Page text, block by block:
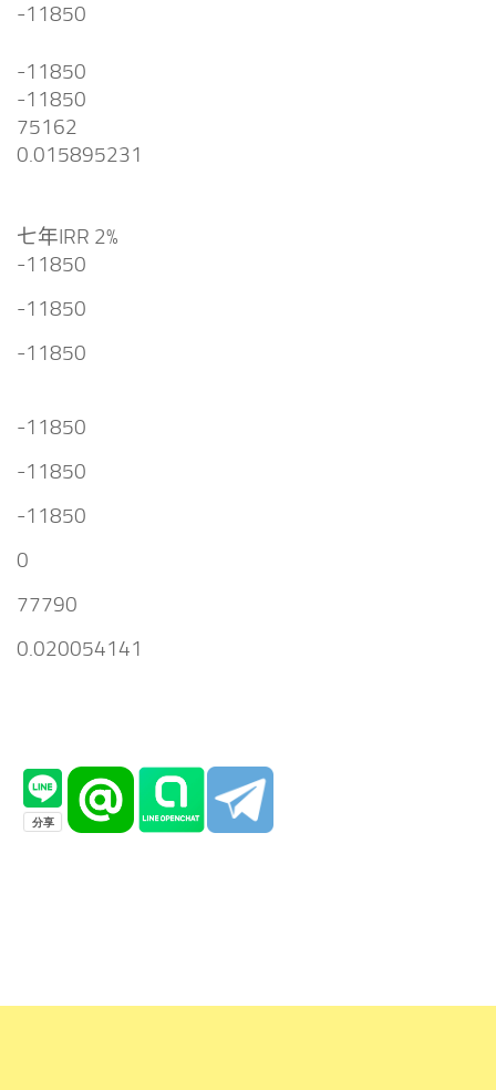
-11850
-11850
-11850
75162
0.015895231
七年IRR 2%
-11850
-11850
-11850
-11850
-11850
-11850
0
77790
0.020054141